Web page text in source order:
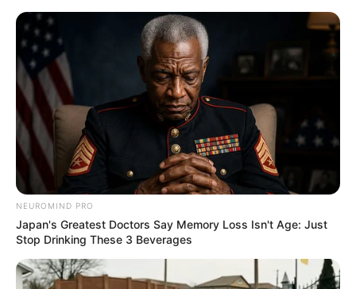
NEUROMIND PRO
Japan's Greatest Doctors Say Memory Loss Isn't Age: Just
Stop Drinking These 3 Beverages